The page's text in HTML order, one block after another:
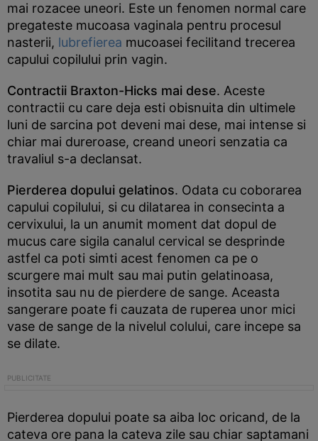
mai rozacee uneori. Este un fenomen normal care
pregateste mucoasa vaginala pentru procesul
nasterii, lubrefierea mucoasei fecilitand trecerea
capului copilului prin vagin.
Contractii Braxton-Hicks mai dese. Aceste
contractii cu care deja esti obisnuita din ultimele
luni de sarcina pot deveni mai dese, mai intense si
chiar mai dureroase, creand uneori senzatia ca
travaliul s-a declansat.
Pierderea dopului gelatinos. Odata cu coborarea
capului copilului, si cu dilatarea in consecinta a
cervixului, la un anumit moment dat dopul de
mucus care sigila canalul cervical se desprinde
astfel ca poti simti acest fenomen ca pe o
scurgere mai mult sau mai putin gelatinoasa,
insotita sau nu de pierdere de sange. Aceasta
sangerare poate fi cauzata de ruperea unor mici
vase de sange de la nivelul colului, care incepe sa
se dilate.
Pierderea dopului poate sa aiba loc oricand, de la
cateva ore pana la cateva zile sau chiar saptamani